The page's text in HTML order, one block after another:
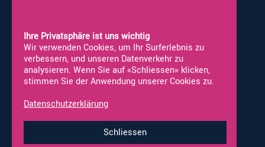
Vermietung
Neufahrzeuge
Occasionen
Impressum & Datenschutz
Ihre Privatsphäre ist uns wichtig
Wir verwenden Cookies, um Ihr Surferlebnis zu
verbessern, und unseren Datenverkehr zu
analysieren. Wenn Sie auf «Schliessen» klicken,
stimmen Sie der Anwendung unserer Cookies zu.
Datenschutzerklärung
Schliessen